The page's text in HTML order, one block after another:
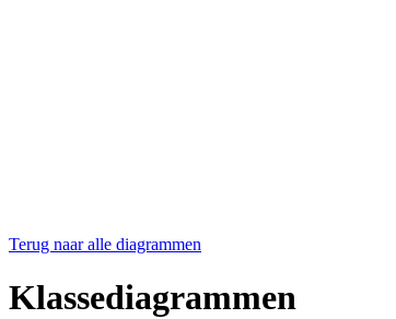
Terug naar alle diagrammen
Klassediagrammen